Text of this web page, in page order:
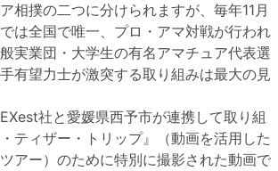
相撲の二つに分けられますが、毎年11月
は全国で唯一、プロ・アマ対戦が行われ
実業団・大学生の有名アマチュア代表選
有望力士が激突する取り組みは最大の見
社と愛媛県西予市が連携して取り組
ティザー・トリップ』（動画を活用した
アー）のために特別に撮影された動画で